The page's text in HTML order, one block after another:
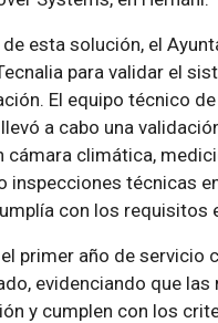
esta solución, el
para validar el
El equipo técnico
a cabo una
cámara climática,
inspecciones técnicas
con los requisitos
primer año de
evidenciando que las
y cumplen con los